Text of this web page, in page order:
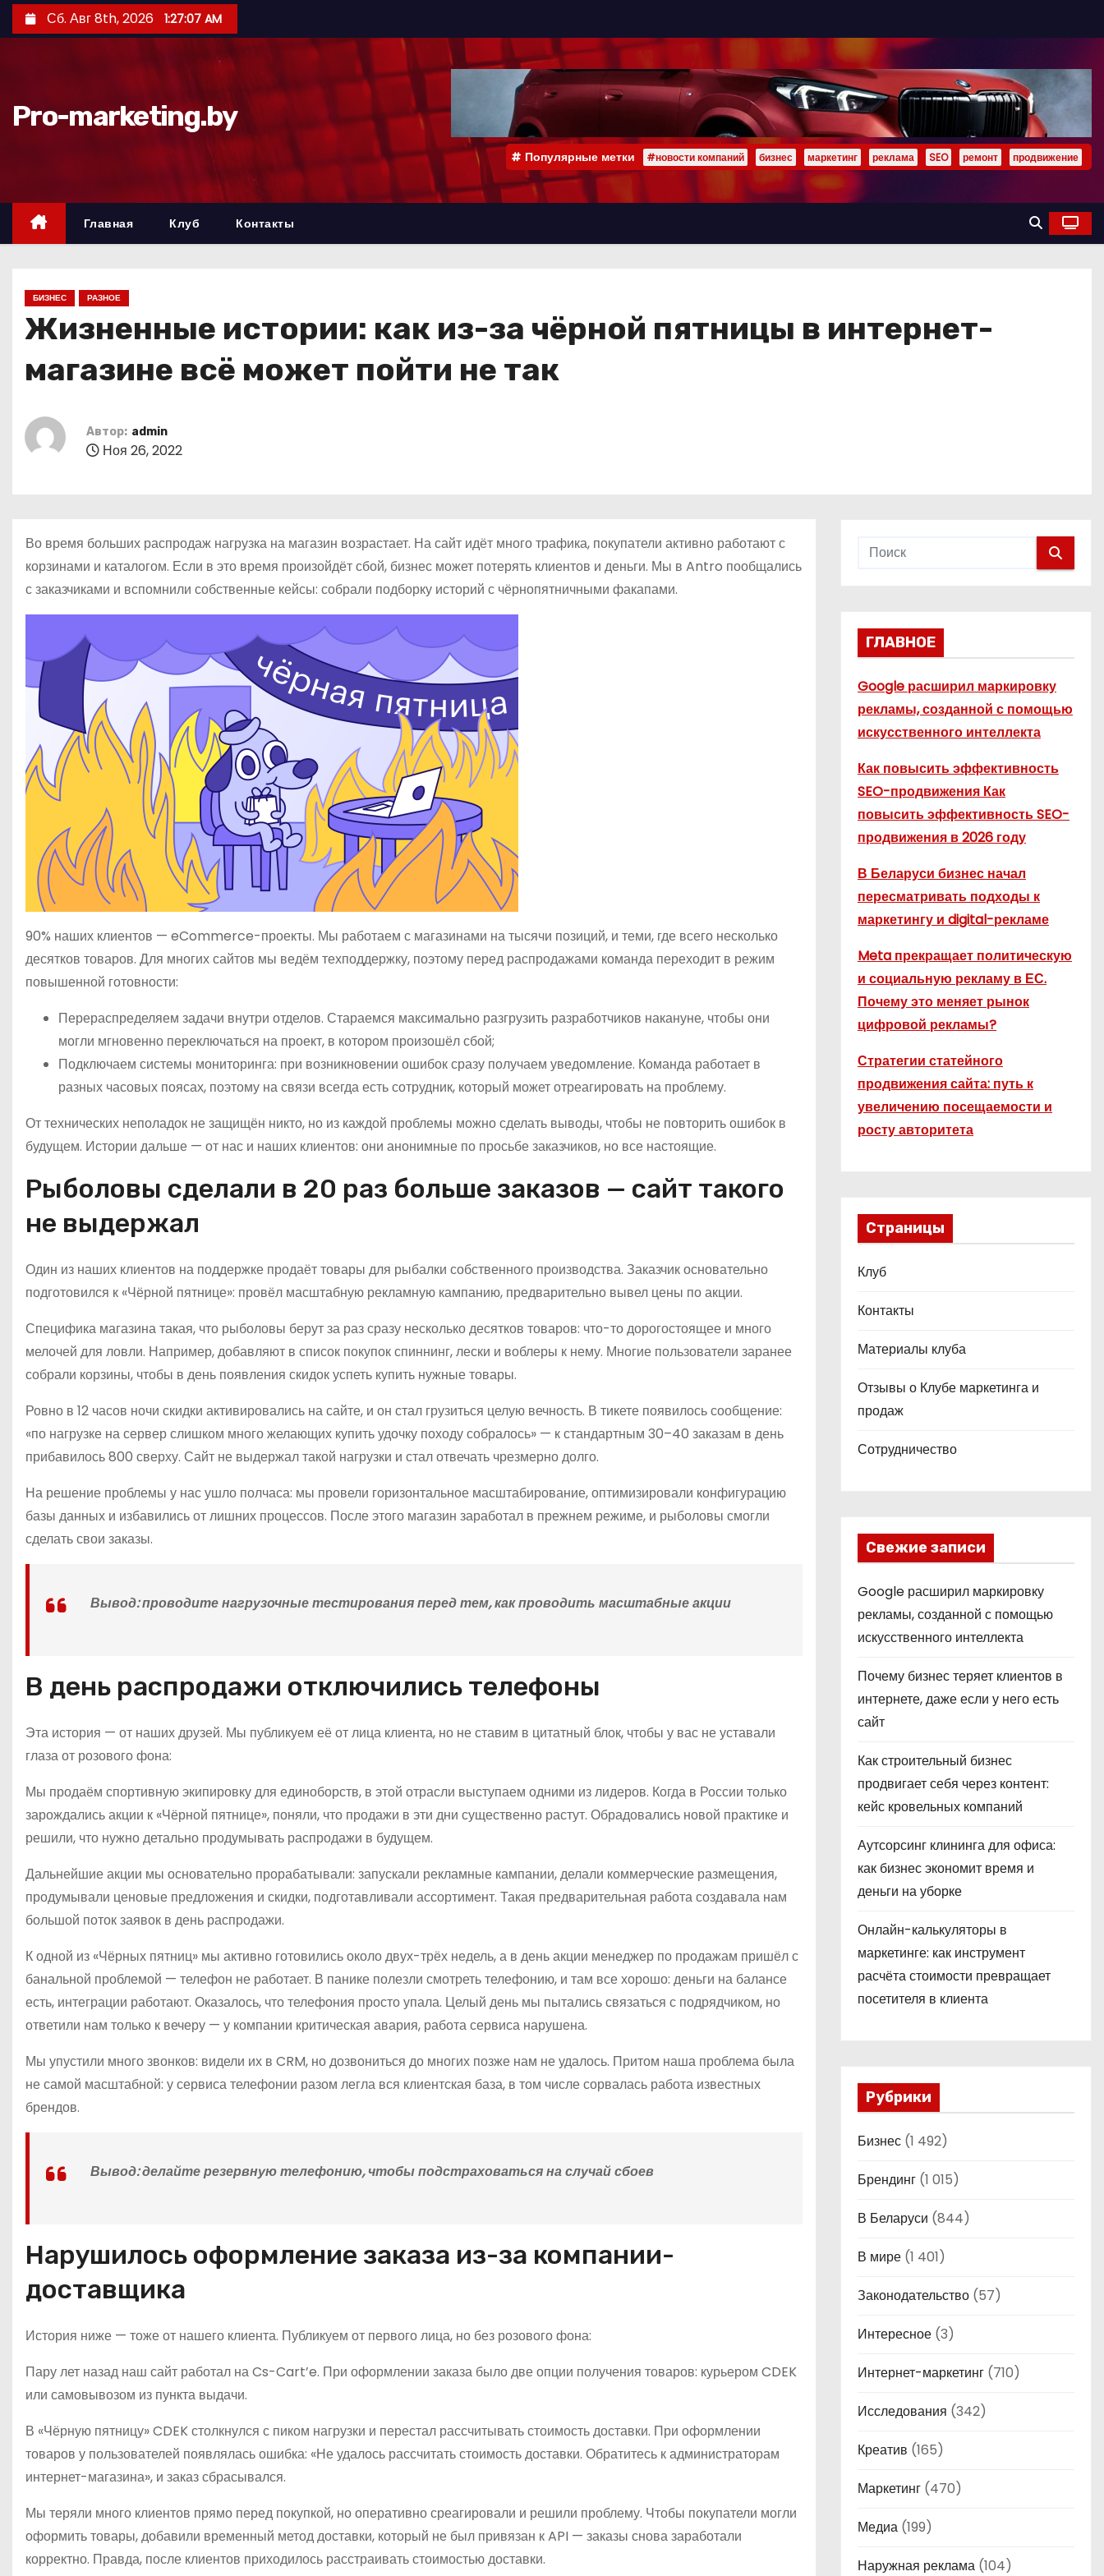
е
д
Сб. Авг 8th, 2026 1:27:08 AM
Pro-marketing.by
Популярные метки #новости компаний бизнес маркетинг реклама SEO ремонт продвижение
Главная Клуб Контакты
БИЗНЕС РАЗНОЕ
Жизненные истории: как из-за чёрной пятницы в интернет-
магазине всё может пойти не так
Автор: admin
Ноя 26, 2022
Во время больших распродаж нагрузка на магазин возрастает. На сайт идёт много трафика, покупатели активно работают с
корзинами и каталогом. Если в это время произойдёт сбой, бизнес может потерять клиентов и деньги. Мы в Antro пообщались
с заказчиками и вспомнили собственные кейсы: собрали подборку историй с чёрнопятничными факапами.
90% наших клиентов — eCommerce-проекты. Мы работаем с магазинами на тысячи позиций, и теми, где всего несколько
десятков товаров. Для многих сайтов мы ведём техподдержку, поэтому перед распродажами команда переходит в режим
повышенной готовности:
Перераспределяем задачи внутри отделов. Стараемся максимально разгрузить разработчиков накануне, чтобы они
могли мгновенно переключаться на проект, в котором произошёл сбой;
Подключаем системы мониторинга: при возникновении ошибок сразу получаем уведомление. Команда работает в
разных часовых поясах, поэтому на связи всегда есть сотрудник, который может отреагировать на проблему.
От технических неполадок не защищён никто, но из каждой проблемы можно сделать выводы, чтобы не повторить ошибок в
будущем. Истории дальше — от нас и наших клиентов: они анонимные по просьбе заказчиков, но все настоящие.
Рыболовы сделали в 20 раз больше заказов — сайт такого
не выдержал
Один из наших клиентов на поддержке продаёт товары для рыбалки собственного производства. Заказчик основательно
подготовился к «Чёрной пятнице»: провёл масштабную рекламную кампанию, предварительно вывел цены по акции.
Специфика магазина такая, что рыболовы берут за раз сразу несколько десятков товаров: что-то дорогостоящее и много
мелочей для ловли. Например, добавляют в список покупок спиннинг, лески и воблеры к нему. Многие пользователи заранее
собрали корзины, чтобы в день появления скидок успеть купить нужные товары.
Ровно в 12 часов ночи скидки активировались на сайте, и он стал грузиться целую вечность. В тикете появилось сообщение:
«по нагрузке на сервер слишком много желающих купить удочку походу собралось» — к стандартным 30–40 заказам в день
прибавилось 800 сверху. Сайт не выдержал такой нагрузки и стал отвечать чрезмерно долго.
На решение проблемы у нас ушло полчаса: мы провели горизонтальное масштабирование, оптимизировали конфигурацию
базы данных и избавились от лишних процессов. После этого магазин заработал в прежнем режиме, и рыболовы смогли
сделать свои заказы.
Вывод:проводите нагрузочные тестирования перед тем, как проводить масштабные акции
В день распродажи отключились телефоны
Эта история — от наших друзей. Мы публикуем её от лица клиента, но не ставим в цитатный блок, чтобы у вас не уставали
глаза от розового фона:
Мы продаём спортивную экипировку для единоборств, в этой отрасли выступаем одними из лидеров. Когда в России только
зарождались акции к «Чёрной пятнице», поняли, что продажи в эти дни существенно растут. Обрадовались новой практике и
решили, что нужно детально продумывать распродажи в будущем.
Дальнейшие акции мы основательно прорабатывали: запускали рекламные кампании, делали коммерческие размещения,
продумывали ценовые предложения и скидки, подготавливали ассортимент. Такая предварительная работа создавала нам
большой поток заявок в день распродажи.
К одной из «Чёрных пятниц» мы активно готовились около двух-трёх недель, а в день акции менеджер по продажам пришёл с
банальной проблемой — телефон не работает. В панике полезли смотреть телефонию, и там все хорошо: деньги на балансе
есть, интеграции работают. Оказалось, что телефония просто упала. Целый день мы пытались связаться с подрядчиком, но
ответили нам только к вечеру — у компании критическая авария, работа сервиса нарушена.
Мы упустили много звонков: видели их в CRM, но дозвониться до многих позже нам не удалось. Притом наша проблема была
не самой масштабной: у сервиса телефонии разом легла вся клиентская база, в том числе сорвалась работа известных
брендов.
Вывод:делайте резервную телефонию, чтобы подстраховаться на случай сбоев
Нарушилось оформление заказа из-за компании-
доставщика
История ниже — тоже от нашего клиента. Публикуем от первого лица, но без розового фона:
Пару лет назад наш сайт работал на Cs-Cart’e. При оформлении заказа было две опции получения товаров: курьером CDEK
или самовывозом из пункта выдачи.
В «Чёрную пятницу» CDEK столкнулся с пиком нагрузки и перестал рассчитывать стоимость доставки. При оформлении
товаров у пользователей появлялась ошибка: «Не удалось рассчитать стоимость доставки. Обратитесь к администраторам
интернет-магазина», и заказ сбрасывался.
Мы теряли много клиентов прямо перед покупкой, но оперативно среагировали и решили проблему. Чтобы покупатели могли
оформить товары, добавили временный метод доставки, который не был привязан к API — заказы снова заработали
корректно. Правда, после клиентов приходилось расстраивать стоимостью доставки.
ГЛАВНОЕ
Google расширил маркировку
рекламы, созданной с помощью
искусственного интеллекта
Как повысить эффективность
SEO-продвижения Как
повысить эффективность SEO-
продвижения в 2026 году
В Беларуси бизнес начал
пересматривать подходы к
маркетингу и digital-рекламе
Meta прекращает политическую
и социальную рекламу в ЕС.
Почему это меняет рынок
цифровой рекламы?
Стратегии статейного
продвижения сайта: путь к
увеличению посещаемости и
росту авторитета
Страницы
Клуб
Контакты
Материалы клуба
Отзывы о Клубе маркетинга и
продаж
Сотрудничество
Свежие записи
Google расширил маркировку
рекламы, созданной с помощью
искусственного интеллекта
Почему бизнес теряет клиентов в
интернете, даже если у него есть
сайт
Как строительный бизнес
продвигает себя через контент:
кейс кровельных компаний
Аутсорсинг клининга для офиса:
как бизнес экономит время и
деньги на уборке
Онлайн-калькуляторы в
маркетинге: как инструмент
расчёта стоимости превращает
посетителя в клиента
Рубрики
Бизнес (1 492)
Брендинг (1 015)
В Беларуси (844)
В мире (1 401)
Законодательство (57)
Интересное (3)
Интернет-маркетинг (710)
Исследования (342)
Креатив (165)
Маркетинг (470)
Медиа (199)
Наружная реклама (104)